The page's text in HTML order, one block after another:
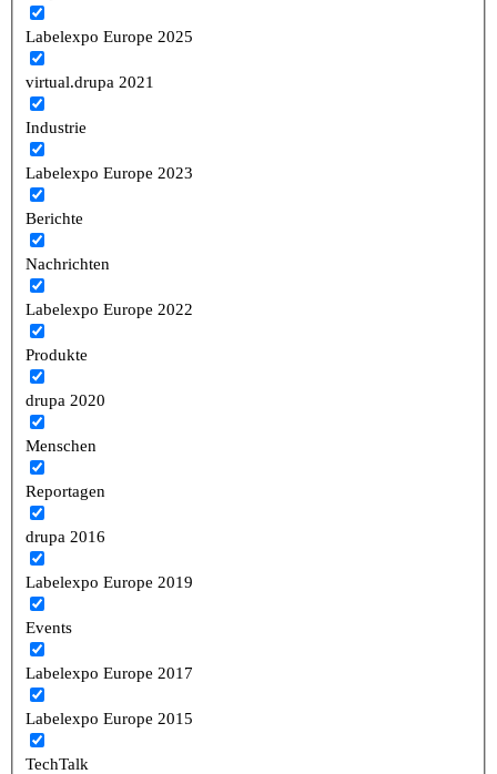
Labelexpo Europe 2025
virtual.drupa 2021
Industrie
Labelexpo Europe 2023
Berichte
Nachrichten
Labelexpo Europe 2022
Produkte
drupa 2020
Menschen
Reportagen
drupa 2016
Labelexpo Europe 2019
Events
Labelexpo Europe 2017
Labelexpo Europe 2015
TechTalk